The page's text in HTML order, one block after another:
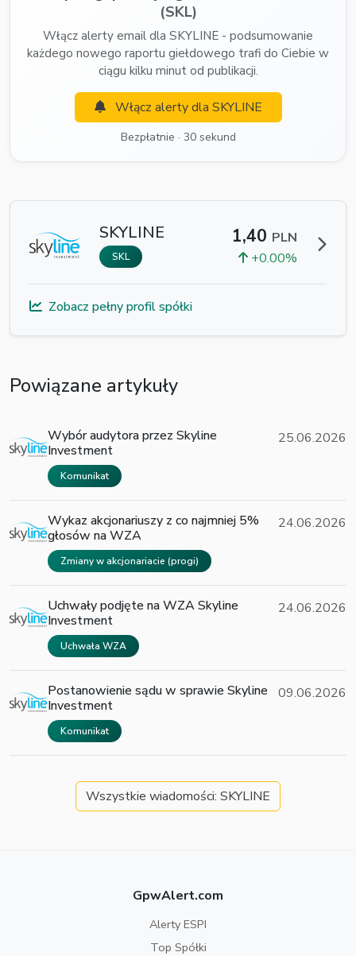
(SKL)
Włącz alerty email dla SKYLINE - podsumowanie
każdego nowego raportu giełdowego trafi do Ciebie w
ciągu kilku minut od publikacji.
Włącz alerty dla SKYLINE
Bezpłatnie · 30 sekund
SKYLINE
SKL
1,40 PLN
+0.00%
Zobacz pełny profil spółki
Powiązane artykuły
Wybór audytora przez Skyline
Investment
Komunikat
25.06.2026
Wykaz akcjonariuszy z co najmniej 5%
głosów na WZA
Zmiany w akcjonariacie (progi)
24.06.2026
Uchwały podjęte na WZA Skyline
Investment
Uchwała WZA
24.06.2026
Postanowienie sądu w sprawie Skyline
Investment
Komunikat
09.06.2026
Wszystkie wiadomości: SKYLINE
GpwAlert.com
Alerty ESPI
Top Spółki